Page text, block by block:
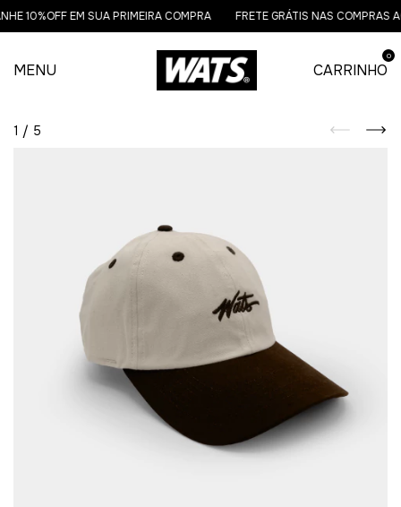
10%OFF EM SUA PRIMEIRA COMPRA FRETE GRÁTIS NAS COMPRAS
MENU CARRINHO
0
1 / 5